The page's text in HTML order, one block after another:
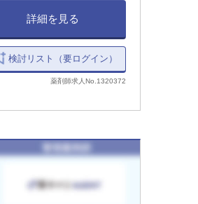
詳細を見る
検討リスト（要ログイン）
薬剤師求人No.1320372